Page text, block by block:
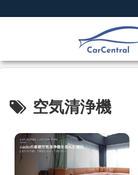
空気清浄機